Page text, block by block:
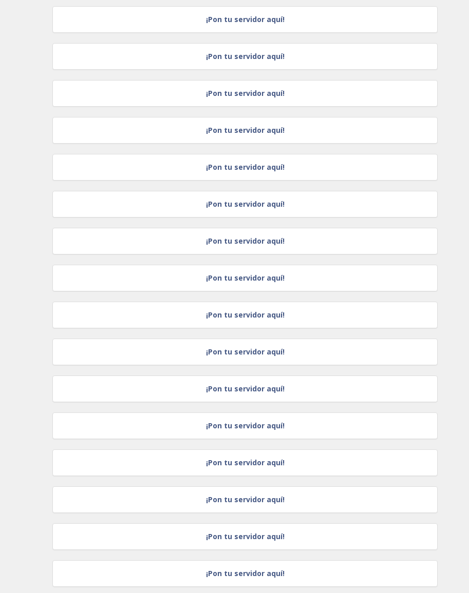
¡Pon tu servidor aquí!
¡Pon tu servidor aquí!
¡Pon tu servidor aquí!
¡Pon tu servidor aquí!
¡Pon tu servidor aquí!
¡Pon tu servidor aquí!
¡Pon tu servidor aquí!
¡Pon tu servidor aquí!
¡Pon tu servidor aquí!
¡Pon tu servidor aquí!
¡Pon tu servidor aquí!
¡Pon tu servidor aquí!
¡Pon tu servidor aquí!
¡Pon tu servidor aquí!
¡Pon tu servidor aquí!
¡Pon tu servidor aquí!